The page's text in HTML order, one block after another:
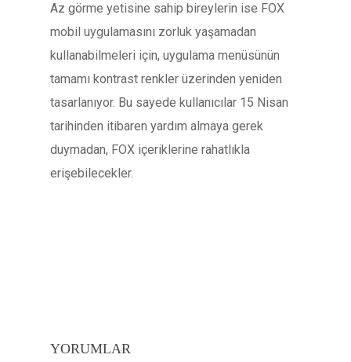
Az görme yetisine sahip bireylerin ise FOX
mobil uygulamasını zorluk yaşamadan
kullanabilmeleri için, uygulama menüsünün
tamamı kontrast renkler üzerinden yeniden
tasarlanıyor. Bu sayede kullanıcılar 15 Nisan
tarihinden itibaren yardım almaya gerek
duymadan, FOX içeriklerine rahatlıkla
erişebilecekler.
YORUMLAR